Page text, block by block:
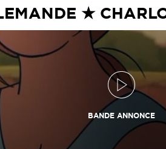
★
BANDE ANNONCE